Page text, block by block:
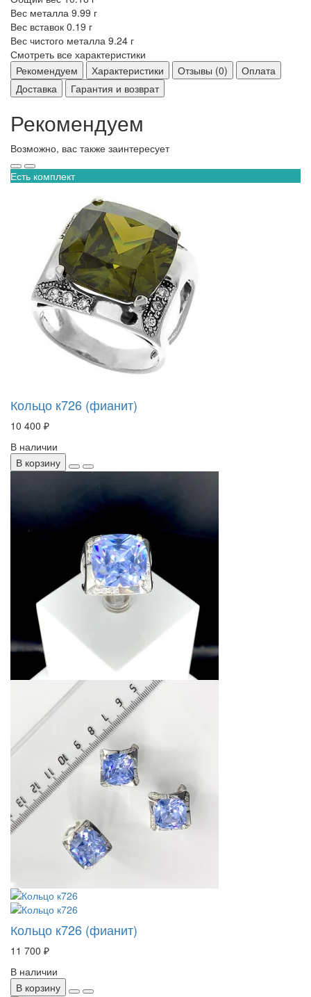
Вес металла 9.99 г
Вес вставок 0.19 г
Вес чистого металла 9.24 г
Смотреть все характеристики
Рекомендуем
Характеристики Отзывы (0)
Оплата
Доставка
Гарантия и возврат
Рекомендуем
Возможно, вас также заинтересует
Есть комплект
Кольцо к726 (фианит)
10 400 ₽
В наличии
В корзину
Кольцо к726 (фианит)
11 700 ₽
В наличии
В корзину